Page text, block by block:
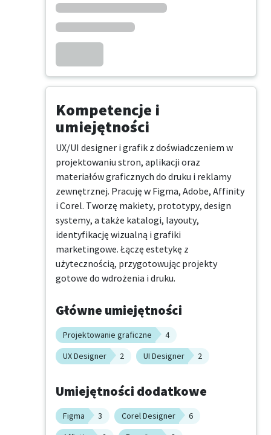
Kompetencje i
umiejętności
UX/UI designer i grafik z doświadczeniem w
projektowaniu stron, aplikacji oraz
materiałów graficznych do druku i reklamy
zewnętrznej. Pracuję w Figma, Adobe, Affinity
i Corel. Tworzę makiety, prototypy, design
systemy, a także katalogi, layouty,
identyfikację wizualną i grafiki
marketingowe. Łączę estetykę z
użytecznością, przygotowując projekty
gotowe do wdrożenia i druku.
Główne umiejętności
Projektowanie graficzne
4
UX Designer
2 UI Designer 2
Umiejętności dodatkowe
Figma 3 Corel Designer
6